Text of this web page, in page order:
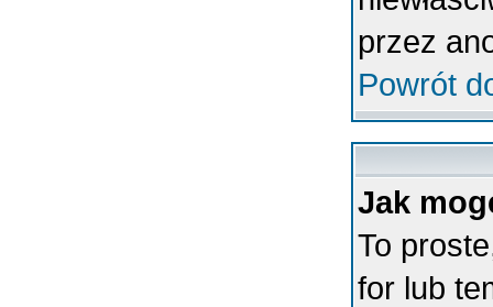
przez
Powrót
Jak
To
for lub